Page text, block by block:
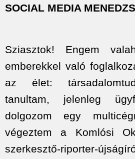
SOCIAL MEDIA
Sziasztok! Engem
emberekkel való
az élet:
tanultam, jelenleg
dolgozom egy
végeztem a Komlósi
szerkesztő-riporter-